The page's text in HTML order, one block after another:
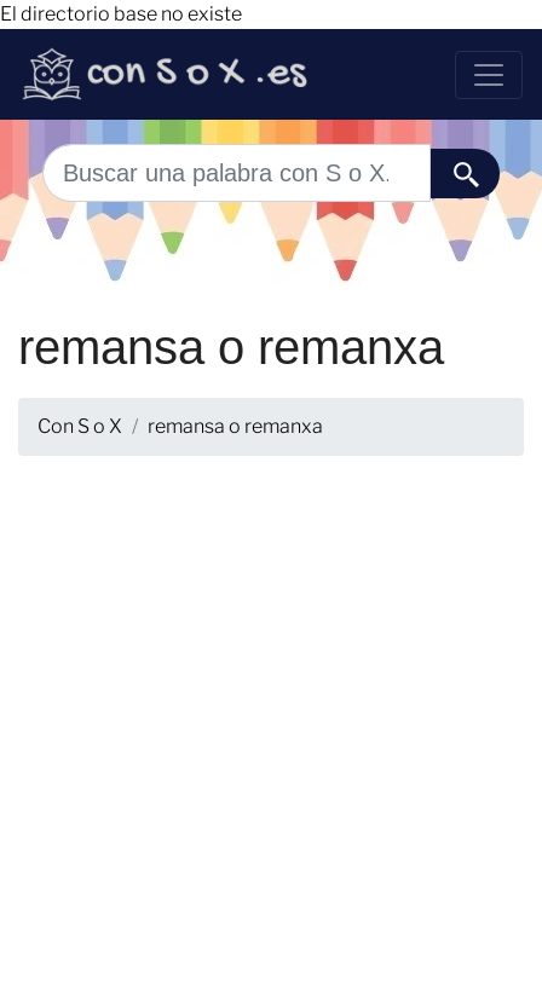
El directorio base no existe
remansa o remanxa
Con S o X remansa o remanxa